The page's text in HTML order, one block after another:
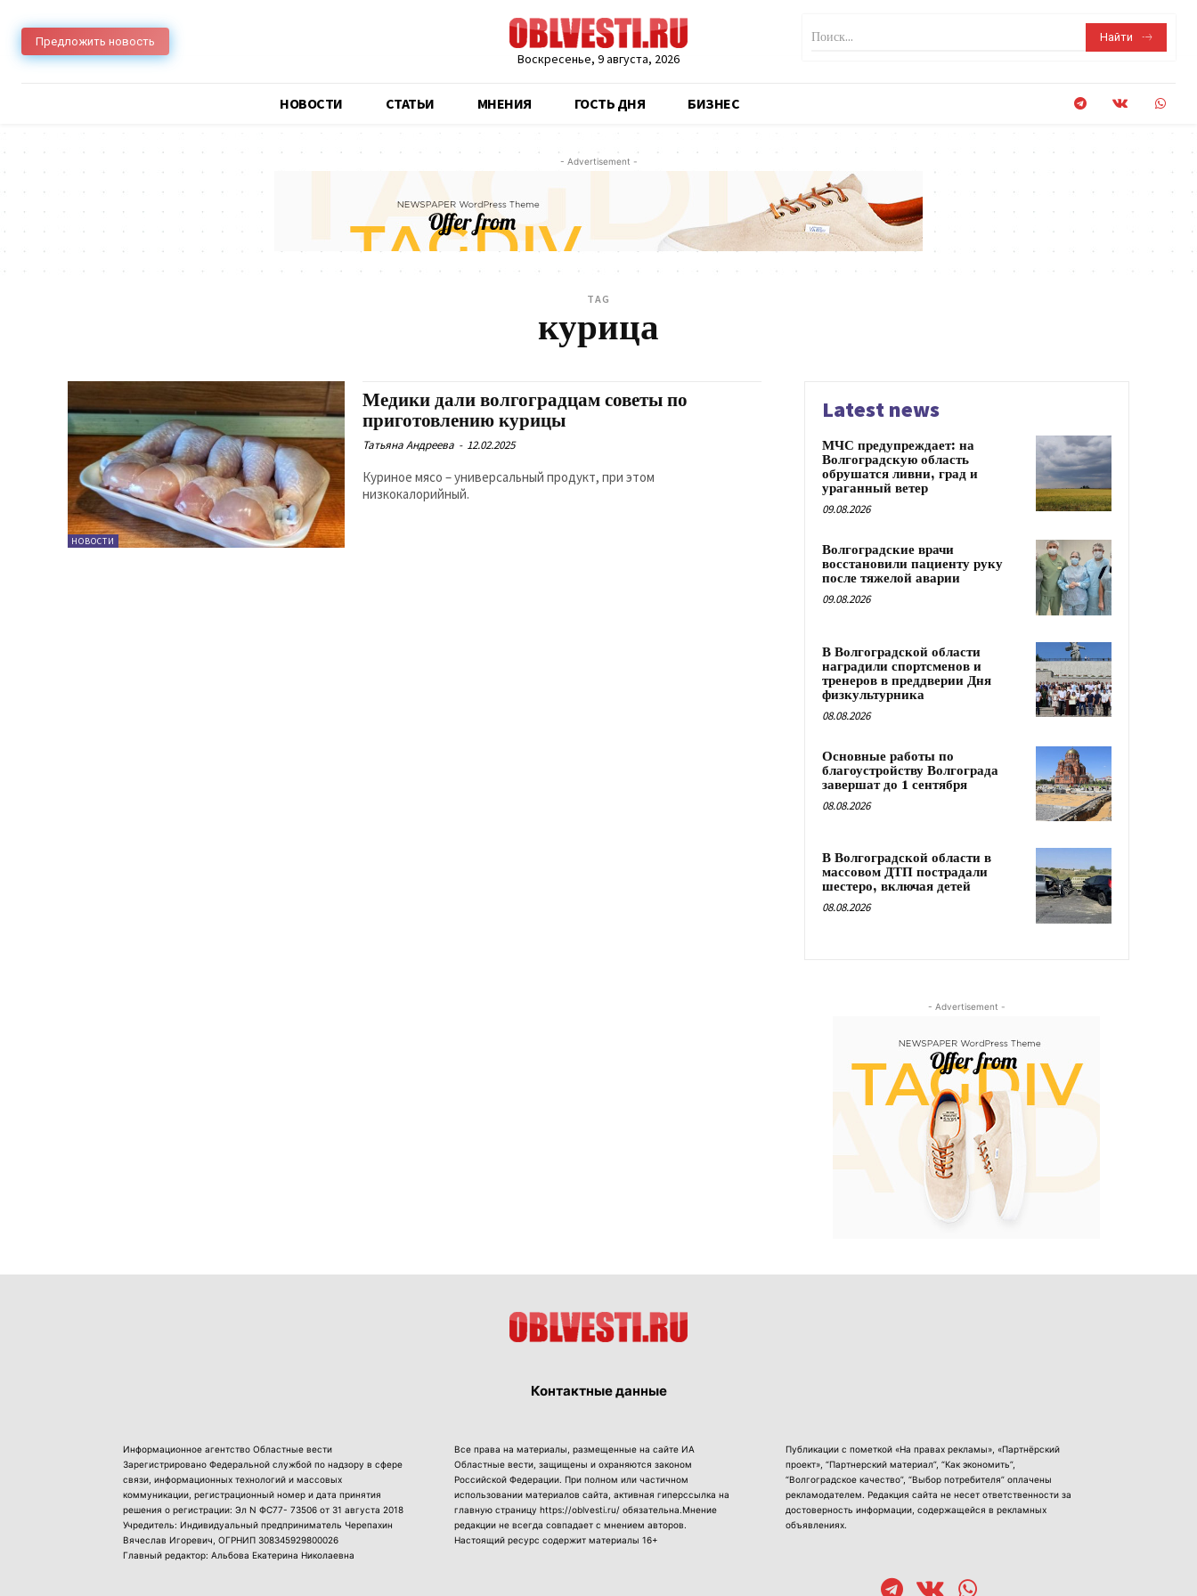
Предложить новость
Воскресенье, 9 августа, 2026
Поиск... Найти
НОВОСТИ CТАТЬИ МНЕНИЯ ГОСТЬ ДНЯ БИЗНЕС
- Advertisement -
TAG
курица
НОВОСТИ
Медики дали волгоградцам советы по
приготовлению курицы
Татьяна Андреева - 12.02.2025
Куриное мясо – универсальный продукт, при этом
низкокалорийный.
Latest news
МЧС предупреждает: на
Волгоградскую область
обрушатся ливни, град и
ураганный ветер
09.08.2026
Волгоградские врачи
восстановили пациенту руку
после тяжелой аварии
09.08.2026
В Волгоградской области
наградили спортсменов и
тренеров в преддверии Дня
физкультурника
08.08.2026
Основные работы по
благоустройству Волгограда
завершат до 1 сентября
08.08.2026
В Волгоградской области в
массовом ДТП пострадали
шестеро, включая детей
08.08.2026
- Advertisement -
Контактные данные
Информационное агентство Областные вести
Зарегистрировано Федеральной службой по надзору в сфере
связи, информационных технологий и массовых
коммуникации, регистрационный номер и дата принятия
решения о регистрации: Эл N ФС77- 73506 от 31 августа 2018
Учредитель: Индивидуальный предприниматель Черепахин
Вячеслав Игоревич, ОГРНИП 308345929800026
Главный редактор: Альбова Екатерина Николаевна
Все права на материалы, размещенные на сайте ИА
Областные вести, защищены и охраняются законом
Российской Федерации. При полном или частичном
использовании материалов сайта, активная гиперссылка на
главную страницу https://oblvesti.ru/ обязательна.Мнение
редакции не всегда совпадает с мнением авторов.
Настоящий ресурс содержит материалы 16+
Публикации с пометкой «На правах рекламы», «Партнёрский
проект», “Партнерский материал”, “Как экономить”,
“Волгоградское качество”, “Выбор потребителя” оплачены
рекламодателем. Редакция сайта не несет ответственности за
достоверность информации, содержащейся в рекламных
объявлениях.